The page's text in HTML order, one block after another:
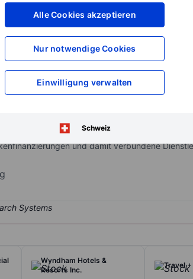
Alle Cookies akzeptieren
Nur notwendige Cookies
Einwilligung verwalten
Schweiz
XXXXXXX
XXXXXXX
XXXXXXX
XXXXXXX
Konto eröffnenum Zugriff auf
(nach Umsatz) zum größten
und aktive erwachsene Hauskäufer,
und damit verbundene
Wyndham Hotels &
Resorts Inc.
Travel